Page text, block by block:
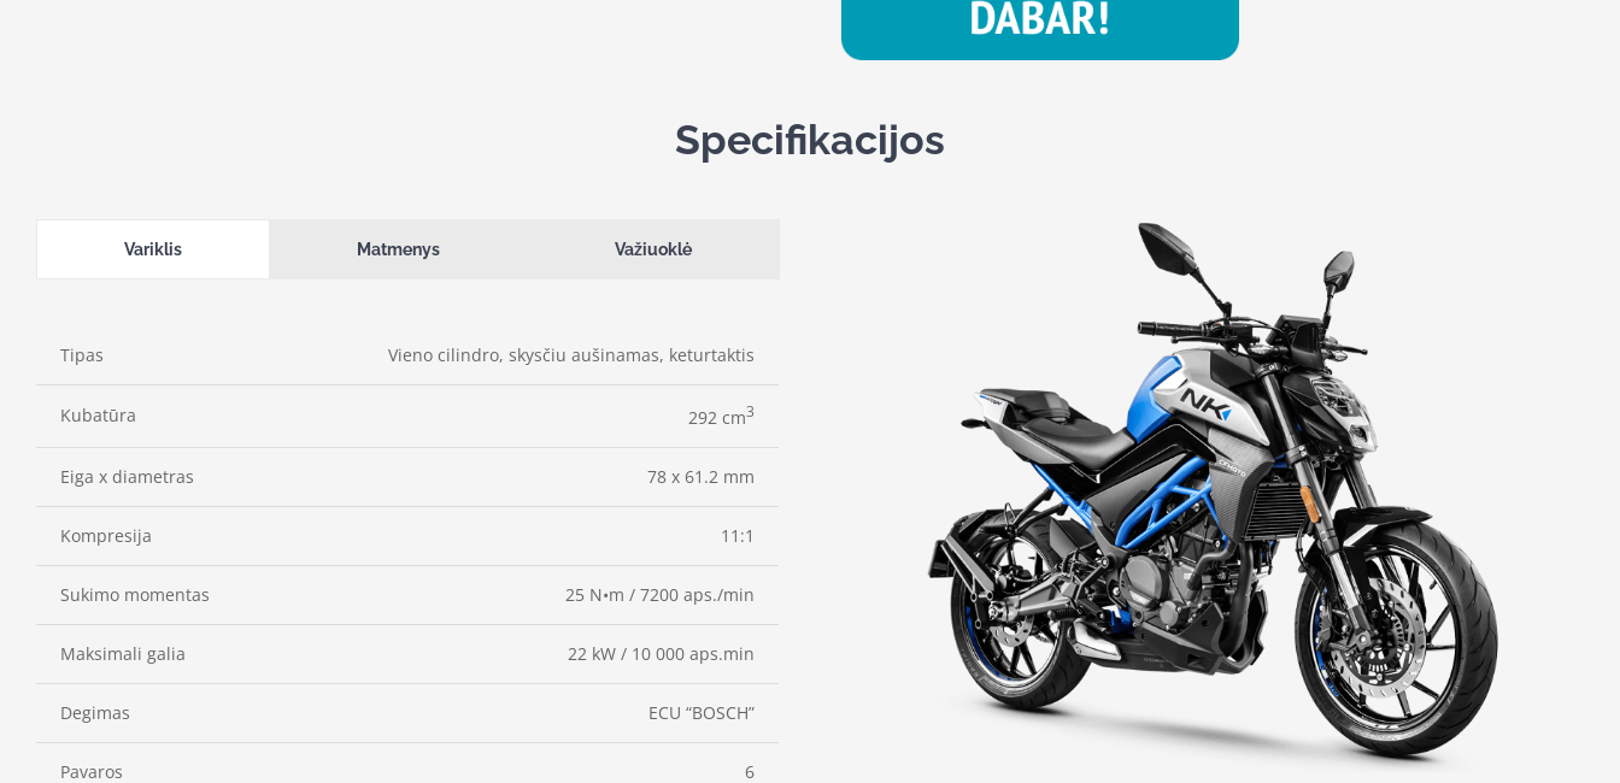
Specifikacijos
Variklis Matmenys Važiuoklė
Tipas Vieno cilindro, skysčiu aušinamas, keturtaktis
Kubatūra 292 cm3
Eiga x diametras 78 x 61.2 mm
Kompresija 11:1
Sukimo momentas 25 N•m / 7200 aps./min
Maksimali galia 22 kW / 10 000 aps.min
Degimas ECU “BOSCH”
Pavaros 6